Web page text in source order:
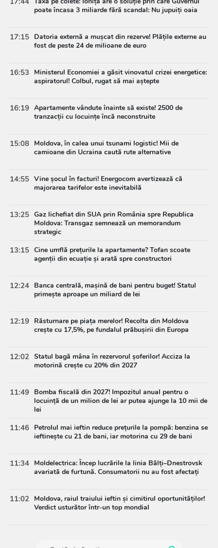
poate încasa 3 miliarde fără scandal: Nu jupuiți oaia
17:15 Datoria externă a mușcat din rezerve! Plățile externe au
fost de peste 24 de milioane de euro
16:53
Ministerul Economiei a găsit vinovatul crizei energetice:
aspiratorul! Colbul, rugat să mai aștepte
16:19 Apartamente vândute înainte să existe! 2500 de
tranzacții cu locuințe încă neconstruite
15:08 Moldova, în calea unui tsunami logistic! Mii de
camioane din Ucraina caută rute alternative
14:55 Vine șocul în facturi! Energocom avertizează că
majorarea tarifelor este inevitabilă
13:25 Gaz lichefiat din SUA prin România spre Republica
Moldova: Transgaz semnează un memorandum
strategic
13:15 Cine umflă prețurile la apartamente? Tofan scoate
agenții din ecuație și arată spre constructori
12:24 Banca centrală, mașină de bani pentru buget! Statul
primește aproape un miliard de lei
12:19 Răsturnare pe piața merelor! Recolta din Moldova
crește cu 17,5%, pe fundalul prăbușirii din Europa
12:02 Statul bagă mâna în rezervorul șoferilor! Acciza la
motorină crește cu 20% din 2027
11:49 Bomba fiscală din 2027! Impozitul anual pentru o
locuință de un milion de lei ar putea ajunge la 10 mii de
lei
11:46 Petrolul mai ieftin reduce prețurile la pompă: benzina se
ieftinește cu 21 de bani, iar motorina cu 29 de bani
11:34 Moldelectrica: Încep lucrările la linia Bălți–Dnestrovsk
avariată de furtună. Consumatorii nu au fost afectați
11:02 Moldova, raiul traiului ieftin și cimitirul oportunităților!
Verdict usturător într-un top mondial